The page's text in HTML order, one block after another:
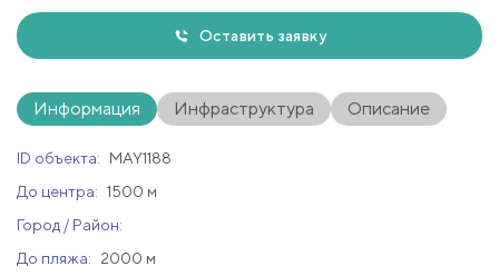
Оставить заявку
Информация Инфраструктура Описание
ID объекта:
MAY1188
До центра: 1500 м
Город / Район:
До пляжа:
2000 м